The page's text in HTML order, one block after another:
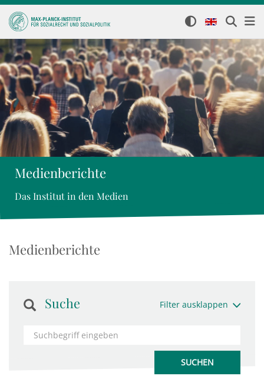
Medienberichte
Das Institut in den Medien
Medienberichte
Suche Filter ausklappen